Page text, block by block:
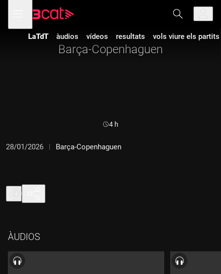
navegació
principal
menú
de
LaTdT àudios vídeos resultats vols viure els
Barça-Copenhaguen
Durada:
4 h
28/01/2026 Barça-Copenhaguen
ÀUDIOS